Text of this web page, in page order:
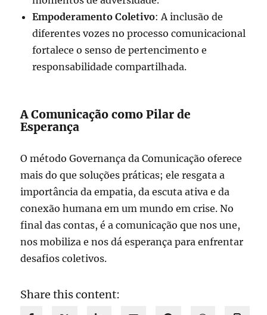
Empoderamento Coletivo: A inclusão de
diferentes vozes no processo comunicacional
fortalece o senso de pertencimento e
responsabilidade compartilhada.
A Comunicação como Pilar de
Esperança
O método Governança da Comunicação oferece
mais do que soluções práticas; ele resgata a
importância da empatia, da escuta ativa e da
conexão humana em um mundo em crise. No
final das contas, é a comunicação que nos une,
nos mobiliza e nos dá esperança para enfrentar
desafios coletivos.
Share this content: